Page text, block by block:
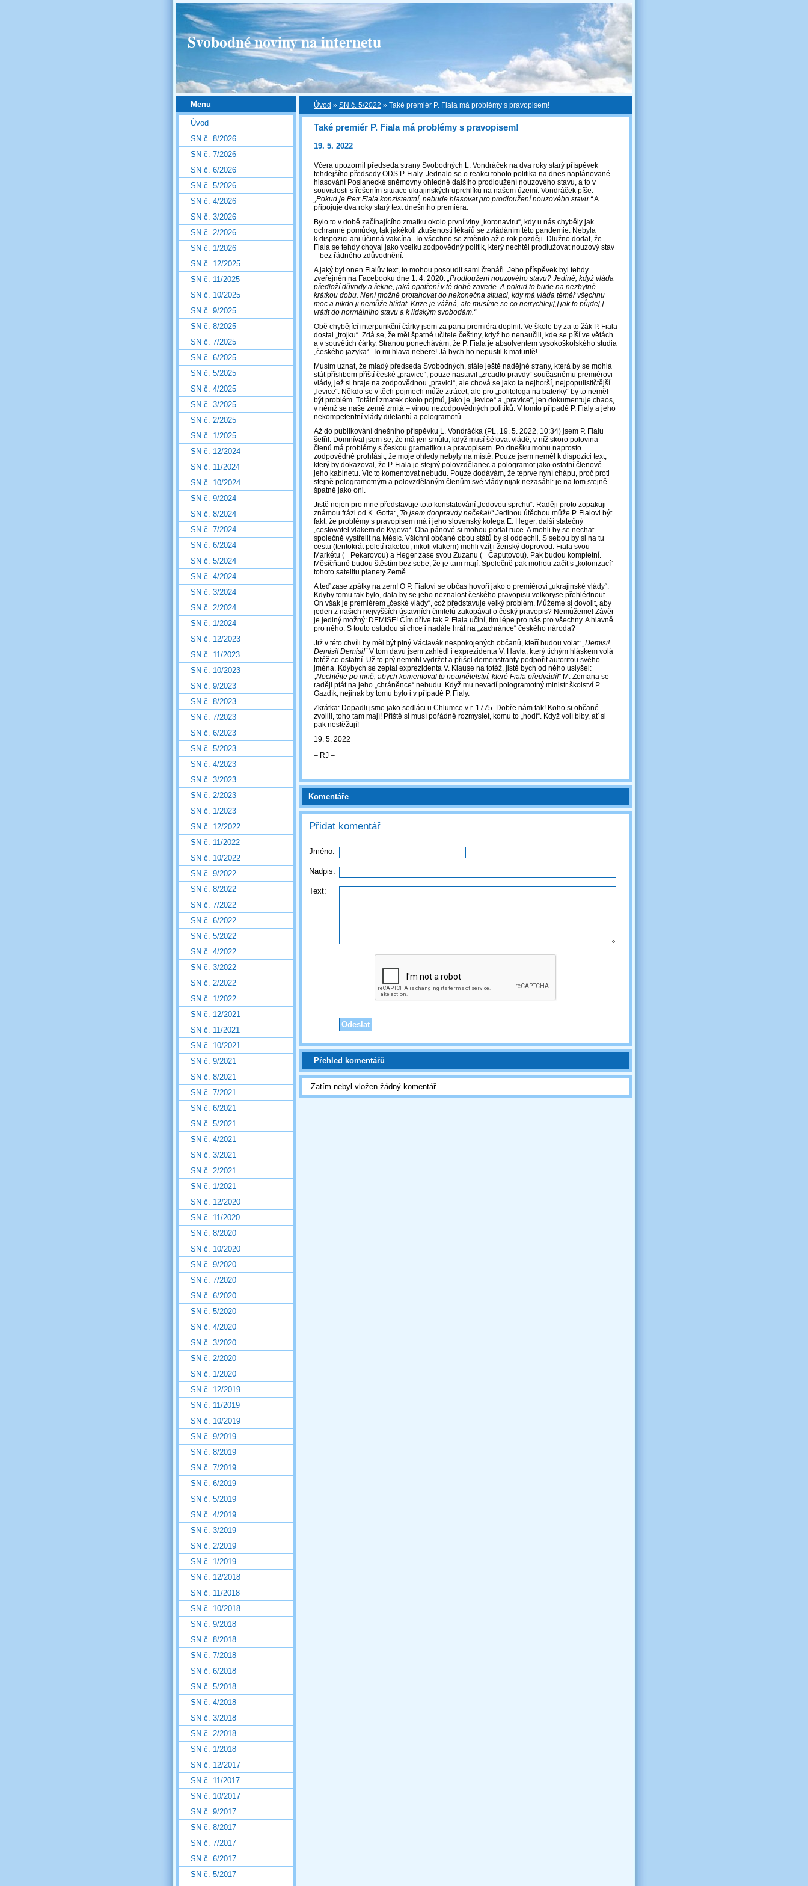
Svobodné noviny na internetu
Úvod » SN č. 5/2022 » Také premiér P. Fiala má problémy s pravopisem!
Také premiér P. Fiala má problémy s pravopisem!
19. 5. 2022
Včera upozornil předseda strany Svobodných L. Vondráček na dva roky starý příspěvek
tehdejšího předsedy ODS P. Fialy. Jednalo se o reakci tohoto politika na dnes naplánované
hlasování Poslanecké sněmovny ohledně dalšího prodloužení nouzového stavu, a to v
souvislosti s řešením situace ukrajinských uprchlíků na našem území. Vondráček píše:
„Pokud je Petr Fiala konzistentní, nebude hlasovat pro prodloužení nouzového stavu.“A
připojuje dva roky starý text dnešního premiéra.
Bylo to v době začínajícího zmatku okolo první vlny „koronaviru“, kdy u nás chyběly jak
ochranné pomůcky, tak jakékoli zkušenosti lékařů se zvládáním této pandemie. Nebyla
k dispozici ani účinná vakcína. To všechno se změnilo až o rok později. Dlužno dodat, že
Fiala se tehdy choval jako vcelku zodpovědný politik, který nechtěl prodlužovat nouzový stav
– bez řádného zdůvodnění.
A jaký byl onen Fialův text, to mohou posoudit sami čtenáři. Jeho příspěvek byl tehdy
zveřejněn na Facebooku dne 1. 4. 2020: „Prodloužení nouzového stavu? Jedině, když vláda
předloží důvody a řekne, jaká opatření v té době zavede. A pokud to bude na nezbytně
krátkou dobu. Není možné protahovat do nekonečna situaci, kdy má vláda téměř všechnu
moc a nikdo ji nemůže hlídat. Krize je vážná, ale musíme se co nejrychleji[,] jak to půjde[,]
vrátit do normálního stavu a k lidským svobodám.“
Obě chybějící interpunkční čárky jsem za pana premiéra doplnil. Ve škole by za to žák P. Fiala
dostal „trojku“. Zdá se, že měl špatné učitele češtiny, když ho nenaučili, kde se píší ve větách
a v souvětích čárky. Stranou ponechávám, že P. Fiala je absolventem vysokoškolského studia
„českého jazyka“. To mi hlava nebere! Já bych ho nepustil k maturitě!
Musím uznat, že mladý předseda Svobodných, stále ještě nadějné strany, která by se mohla
stát příslibem příští české „pravice“, pouze nastavil „zrcadlo pravdy“ současnému premiérovi
vlády, jež si hraje na zodpovědnou „pravici“, ale chová se jako ta nejhorší, nejpopulističtější
„levice“. Někdo se v těch pojmech může ztrácet, ale pro „politologa na baterky“ by to neměl
být problém. Totální zmatek okolo pojmů, jako je „levice“ a „pravice“, jen dokumentuje chaos,
v němž se naše země zmítá – vinou nezodpovědných politiků. V tomto případě P. Fialy a jeho
nekompetentní vlády diletantů a pologramotů.
Až do publikování dnešního příspěvku L. Vondráčka (PL, 19. 5. 2022, 10:34) jsem P. Fialu
šetřil. Domníval jsem se, že má jen smůlu, když musí šéfovat vládě, v níž skoro polovina
členů má problémy s českou gramatikou a pravopisem. Po dnešku mohu naprosto
zodpovědně prohlásit, že moje ohledy nebyly na místě. Pouze jsem neměl k dispozici text,
který by dokazoval, že P. Fiala je stejný polovzdělanec a pologramot jako ostatní členové
jeho kabinetu. Víc to komentovat nebudu. Pouze dodávám, že teprve nyní chápu, proč proti
stejně pologramotným a polovzdělaným členům své vlády nijak nezasáhl: je na tom stejně
špatně jako oni.
Jistě nejen pro mne představuje toto konstatování „ledovou sprchu“. Raději proto zopakuji
známou frázi od K. Gotta: „To jsem doopravdy nečekal!“Jedinou útěchou může P. Fialovi být
fakt, že problémy s pravopisem má i jeho slovenský kolega E. Heger, další statečný
„cestovatel vlakem do Kyjeva“. Oba pánové si mohou podat ruce. A mohli by se nechat
společně vystřelit na Měsíc. Všichni občané obou států by si oddechli. S sebou by si na tu
cestu (tentokrát poletí raketou, nikoli vlakem) mohli vzít i ženský doprovod: Fiala svou
Markétu (= Pekarovou) a Heger zase svou Zuzanu (= Čaputovou). Pak budou kompletní.
Měsíčňané budou štěstím bez sebe, že je tam mají. Společně pak mohou začít s „kolonizací“
tohoto satelitu planety Země.
A teď zase zpátky na zem! O P. Fialovi se občas hovoří jako o premiérovi „ukrajinské vlády“.
Kdyby tomu tak bylo, dala by se jeho neznalost českého pravopisu velkoryse přehlédnout.
On však je premiérem „české vlády“, což představuje velký problém. Můžeme si dovolit, aby
jeden z našich nejvyšších ústavních činitelů zakopával o český pravopis? Nemůžeme! Závěr
je jediný možný: DEMISE! Čím dříve tak P. Fiala učiní, tím lépe pro nás pro všechny. A hlavně
pro něho. S touto ostudou si chce i nadále hrát na „zachránce“ českého národa?
Již v této chvíli by měl být plný Václavák nespokojených občanů, kteří budou volat: „Demisi!
Demisi! Demisi!“V tom davu jsem zahlédl i exprezidenta V. Havla, který tichým hláskem volá
totéž co ostatní. Už to prý nemohl vydržet a přišel demonstranty podpořit autoritou svého
jména. Kdybych se zeptal exprezidenta V. Klause na totéž, jistě bych od něho uslyšel:
„Nechtějte po mně, abych komentoval to neumětelství, které Fiala předvádí!“M. Zemana se
raději ptát na jeho „chráněnce“ nebudu. Když mu nevadí pologramotný ministr školství P.
Gazdík, nejinak by tomu bylo i v případě P. Fialy.
Zkrátka: Dopadli jsme jako sedláci u Chlumce v r. 1775. Dobře nám tak! Koho si občané
zvolili, toho tam mají! Příště si musí pořádně rozmyslet, komu to „hodí“. Když volí blby, ať si
pak nestěžují!
19. 5. 2022
‒ RJ ‒
Komentáře
Přidat komentář
Jméno:
Nadpis:
Text:
Přehled komentářů
Zatím nebyl vložen žádný komentář
Menu
Úvod
SN č. 8/2026
SN č. 7/2026
SN č. 6/2026
SN č. 5/2026
SN č. 4/2026
SN č. 3/2026
SN č. 2/2026
SN č. 1/2026
SN č. 12/2025
SN č. 11/2025
SN č. 10/2025
SN č. 9/2025
SN č. 8/2025
SN č. 7/2025
SN č. 6/2025
SN č. 5/2025
SN č. 4/2025
SN č. 3/2025
SN č. 2/2025
SN č. 1/2025
SN č. 12/2024
SN č. 11/2024
SN č. 10/2024
SN č. 9/2024
SN č. 8/2024
SN č. 7/2024
SN č. 6/2024
SN č. 5/2024
SN č. 4/2024
SN č. 3/2024
SN č. 2/2024
SN č. 1/2024
SN č. 12/2023
SN č. 11/2023
SN č. 10/2023
SN č. 9/2023
SN č. 8/2023
SN č. 7/2023
SN č. 6/2023
SN č. 5/2023
SN č. 4/2023
SN č. 3/2023
SN č. 2/2023
SN č. 1/2023
SN č. 12/2022
SN č. 11/2022
SN č. 10/2022
SN č. 9/2022
SN č. 8/2022
SN č. 7/2022
SN č. 6/2022
SN č. 5/2022
SN č. 4/2022
SN č. 3/2022
SN č. 2/2022
SN č. 1/2022
SN č. 12/2021
SN č. 11/2021
SN č. 10/2021
SN č. 9/2021
SN č. 8/2021
SN č. 7/2021
SN č. 6/2021
SN č. 5/2021
SN č. 4/2021
SN č. 3/2021
SN č. 2/2021
SN č. 1/2021
SN č. 12/2020
SN č. 11/2020
SN č. 8/2020
SN č. 10/2020
SN č. 9/2020
SN č. 7/2020
SN č. 6/2020
SN č. 5/2020
SN č. 4/2020
SN č. 3/2020
SN č. 2/2020
SN č. 1/2020
SN č. 12/2019
SN č. 11/2019
SN č. 10/2019
SN č. 9/2019
SN č. 8/2019
SN č. 7/2019
SN č. 6/2019
SN č. 5/2019
SN č. 4/2019
SN č. 3/2019
SN č. 2/2019
SN č. 1/2019
SN č. 12/2018
SN č. 11/2018
SN č. 10/2018
SN č. 9/2018
SN č. 8/2018
SN č. 7/2018
SN č. 6/2018
SN č. 5/2018
SN č. 4/2018
SN č. 3/2018
SN č. 2/2018
SN č. 1/2018
SN č. 12/2017
SN č. 11/2017
SN č. 10/2017
SN č. 9/2017
SN č. 8/2017
SN č. 7/2017
SN č. 6/2017
SN č. 5/2017